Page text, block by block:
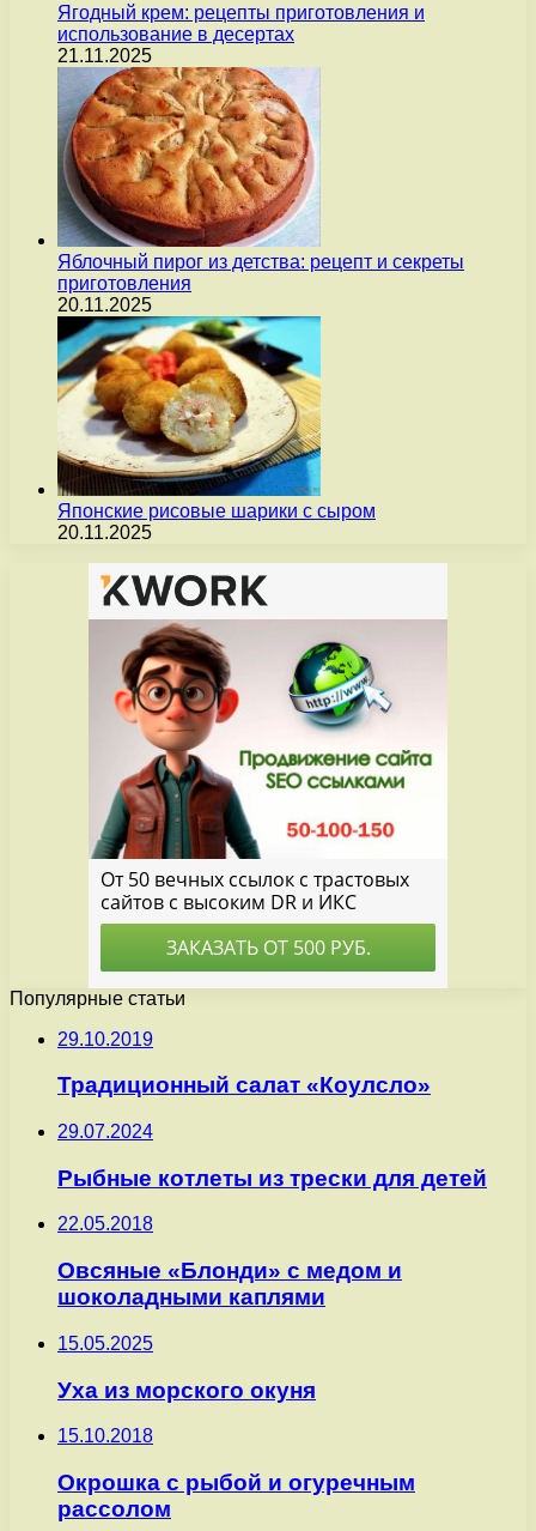
Ягодный крем: рецепты приготовления и
использование в десертах
21.11.2025
Яблочный пирог из детства: рецепт и секреты
приготовления
20.11.2025
Японские рисовые шарики с сыром
20.11.2025
Популярные статьи
29.10.2019
Традиционный салат «Коулсло»
29.07.2024
Рыбные котлеты из трески для детей
22.05.2018
Овсяные «Блонди» с медом и
шоколадными каплями
15.05.2025
Уха из морского окуня
15.10.2018
Окрошка с рыбой и огуречным
рассолом